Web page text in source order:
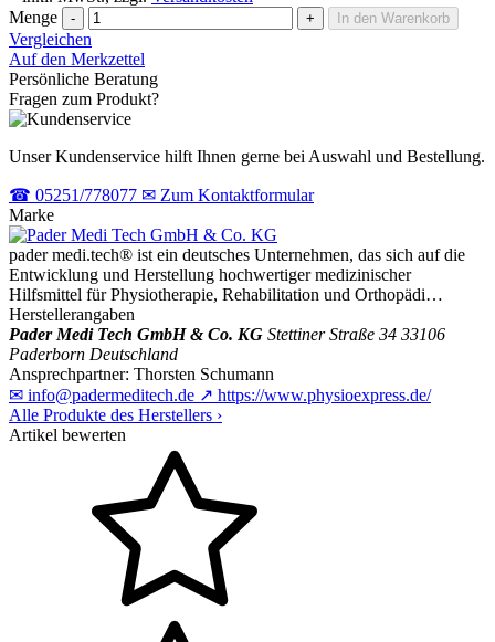
Menge
- + In den Warenkorb
Vergleichen
Auf den Merkzettel
Persönliche Beratung
Fragen zum Produkt?
Unser Kundenservice hilft Ihnen gerne bei Auswahl und Bestellung.
☎ 05251/778077 ✉ Zum Kontaktformular
Marke
pader medi.tech® ist ein deutsches Unternehmen, das sich auf die
Entwicklung und Herstellung hochwertiger medizinischer
Hilfsmittel für Physiotherapie, Rehabilitation und Orthopädi…
Herstellerangaben
Pader Medi Tech GmbH & Co. KG Stettiner Straße 34 33106
Paderborn Deutschland
Ansprechpartner: Thorsten Schumann
✉ info@padermeditech.de ↗ https://www.physioexpress.de/
Alle Produkte des Herstellers ›
Artikel bewerten